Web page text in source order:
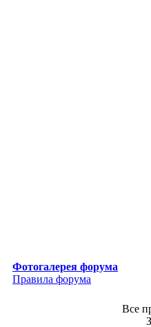
Фотогалерея форума
Правила форума
Все